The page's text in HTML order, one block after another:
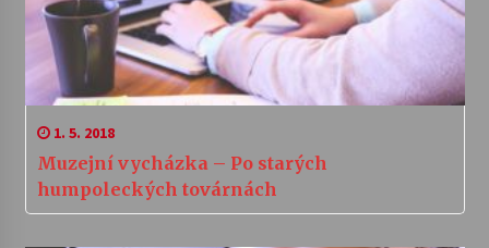
1. 5. 2018
Muzejní vycházka – Po starých
humpoleckých továrnách